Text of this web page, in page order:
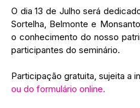
O dia 13 de Julho será
Sortelha, Belmonte e
o conhecimento do nosso
participantes do seminário.
Participação gratuita, sujeita a
ou do formulário online.